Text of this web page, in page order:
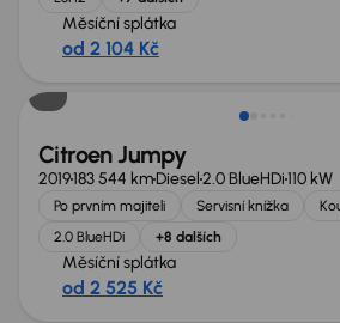
Měsíční splátka
od 2 104 Kč
Zlevněno o 10 000 Kč
Citroen Jumpy
2019183 544 kmDiesel2.0 BlueHDi110 kW
Po prvním majiteli Servisní knížka
2.0 BlueHDi
+8 dalších
Měsíční splátka
od 2 525 Kč